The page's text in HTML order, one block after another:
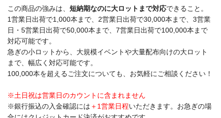
この商品の強みは、 短納期なのに大ロットまで対応できること。
1営業日出荷で1,000本まで、2営業日出荷で30,000本まで、3営業
日・5営業日出荷で50,000本まで、7営業日出荷で100,000本まで
対応可能です。
急ぎの小ロットから、大規模イベントや大量配布向けの大ロット
まで、幅広く対応可能です。
100,000本を超えるご注文についても、お気軽にご相談ください！
※土日祝は営業日のカウントに含まれません
※銀行振込の入金確認には ＋1営業日程いただきます。お急ぎの場